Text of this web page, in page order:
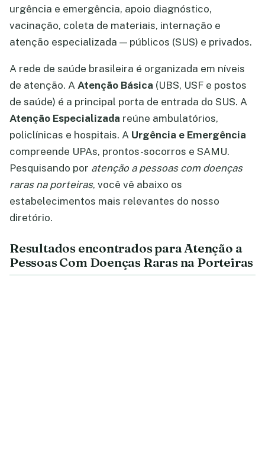
urgência e emergência, apoio diagnóstico,
vacinação, coleta de materiais, internação e
atenção especializada — públicos (SUS) e privados.
A rede de saúde brasileira é organizada em níveis
de atenção. A Atenção Básica (UBS, USF e postos
de saúde) é a principal porta de entrada do SUS. A
Atenção Especializada reúne ambulatórios,
policlínicas e hospitais. A Urgência e Emergência
compreende UPAs, prontos-socorros e SAMU.
Pesquisando por atenção a pessoas com doenças
raras na porteiras, você vê abaixo os
estabelecimentos mais relevantes do nosso
diretório.
Resultados encontrados para Atenção a
Pessoas Com Doenças Raras na Porteiras